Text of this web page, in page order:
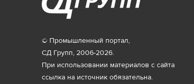
© Промышленный портал,
СД Групп, 2006-2026.
При использовании материалов с сайта
ссылка на источник обязательна.